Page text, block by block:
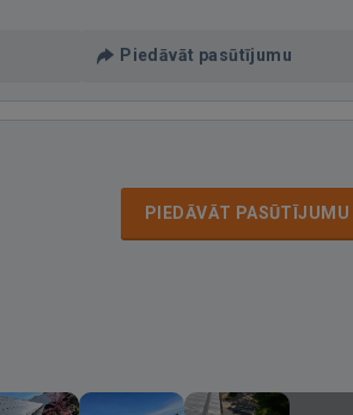
Piedāvāt pasūtījumu
PIEDĀVĀT PASŪTĪJUMU